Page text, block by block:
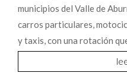
municipios del Valle de
carros particulares,
y taxis, con una rotación